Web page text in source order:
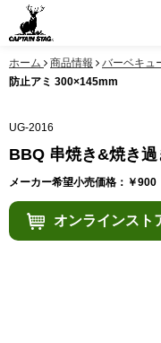
ホーム 商品情報 バーベキュ
防止アミ 300×145mm
UG-2016
BBQ 串焼き&焼き
メーカー希望小売価格：￥900
オンラインスト